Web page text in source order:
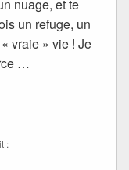
nuage, et te
un refuge, un
vraie » vie ! Je
…
: